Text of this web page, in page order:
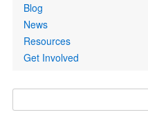
Blog
News
Resources
Get Involved
form